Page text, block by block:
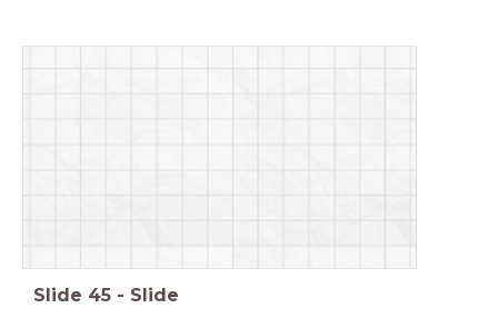
Slide 45 - Slide